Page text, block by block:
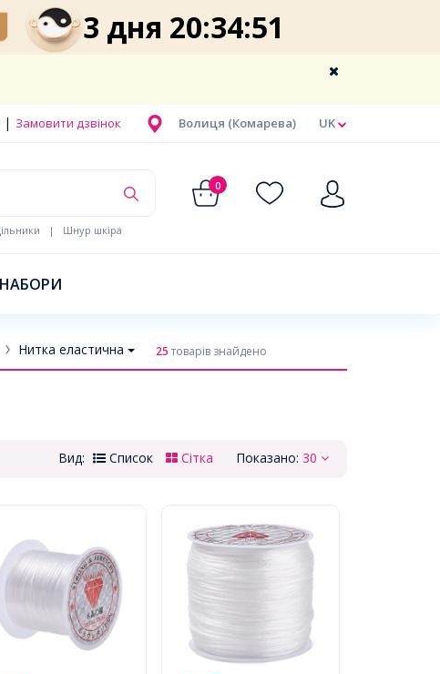
3 дня 20:34:50
UK
Волиця (Комарева)
| Замовити дзвінок
0
| Шнур шкіра
Нитка еластична 25товарів знайдено
Показано: 30
Вид: Список Сітка